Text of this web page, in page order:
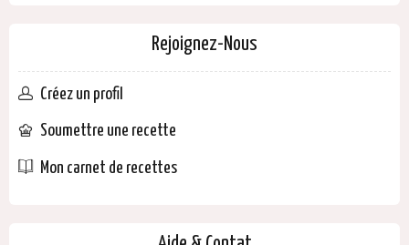
Rejoignez-Nous
Créez un profil
Soumettre une recette
Mon carnet de recettes